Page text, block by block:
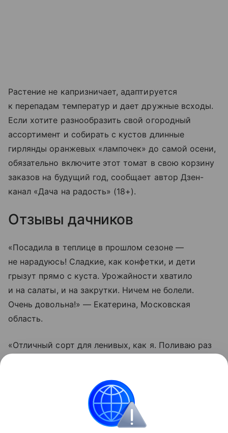
Растение не капризничает, адаптируется
к перепадам температур и дает дружные всходы.
Если хотите разнообразить свой огородный
ассортимент и собирать с кустов длинные
гирлянды оранжевых «лампочек» до самой осени,
обязательно включите этот томат в свою корзину
заказов на будущий год, сообщает автор Дзен-
канал «Дача на радость» (18+).
Отзывы дачников
«Посадила в теплице в прошлом сезоне —
не нарадуюсь! Сладкие, как конфетки, и дети
грызут прямо с куста. Урожайности хватило
и на салаты, и на закрутки. Ничем не болели.
Очень довольна!» — Екатерина, Московская
область.
«Отличный сорт для ленивых, как я. Поливаю раз
после дождей. Вкус действительно насыщенный.
Буду сажать еще», — Олег, Краснодарский край.